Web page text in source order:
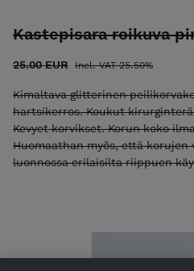
Kastepisara roikuva
25.00 EUR Incl. VAT 25.50%
Kimaltava glitterinen
hartsikerros. Koukut
Kevyet korvikset. Korun koko
Huomaathan myös, että korujen
luonnossa erilaisilta riippuen